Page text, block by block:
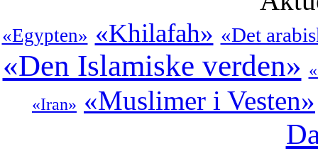
«Egypten» «Khilafah» «Det
«Den Islamiske verden»
«Iran» «Muslimer i Vesten»